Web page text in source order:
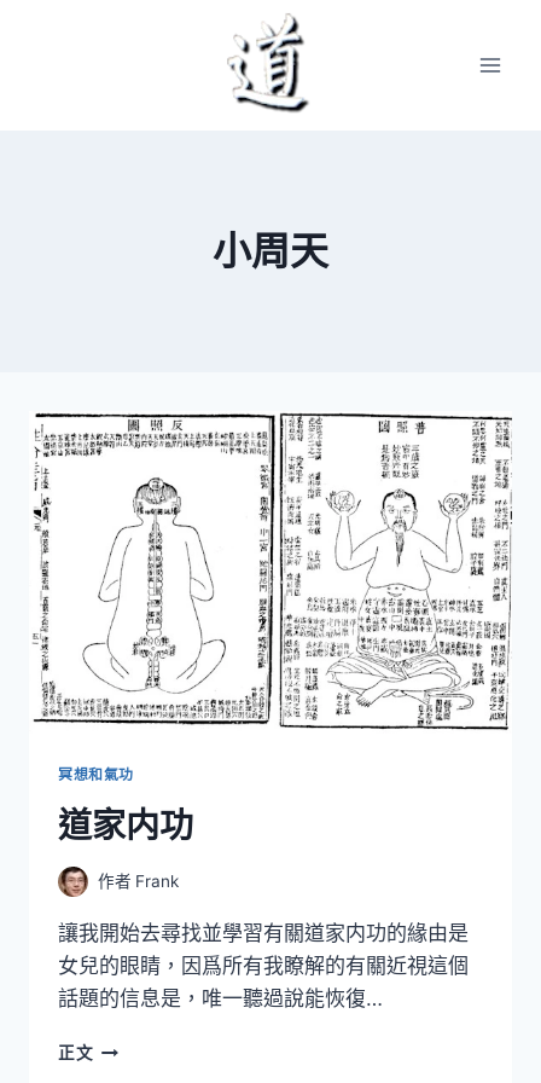
小周天
冥想和氣功
道家内功
作者 Frank
讓我開始去尋找並學習有關道家内功的緣由是
女兒的眼睛，因爲所有我瞭解的有關近視這個
話題的信息是，唯一聽過說能恢復…
正文道